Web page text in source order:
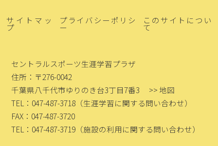
サイトマッ
プ
プライバシーポリシ
ー
このサイトについ
て
セントラルスポーツ生涯学習プラザ
住所：〒276-0042
千葉県八千代市ゆりのき台3丁目7番3
>> 地図
TEL：047-487-3718 （生涯学習に関する問い合わせ）
FAX：047-487-3720
TEL：047-487-3719 （施設の利用に関する問い合わせ）